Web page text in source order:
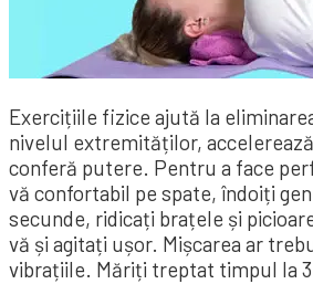
Exercițiile fizice ajută la
nivelul extremităților,
conferă putere. Pentru a face
vă confortabil pe spate, îndoiți
secunde, ridicați brațele și
vă și agitați ușor. Mișcarea ar
vibrațiile. Măriți treptat timpul la